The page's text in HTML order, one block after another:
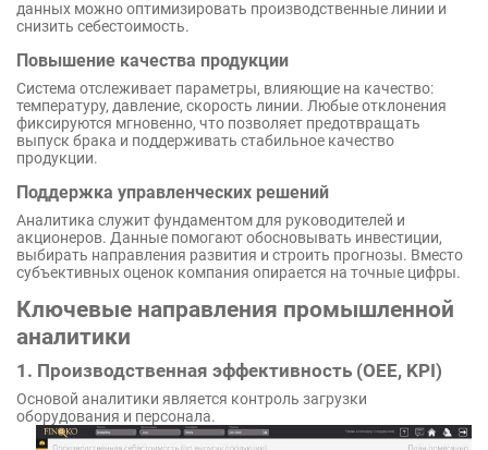
данных можно оптимизировать производственные линии и
снизить себестоимость.
Повышение качества продукции
Система отслеживает параметры, влияющие на качество:
температуру, давление, скорость линии. Любые отклонения
фиксируются мгновенно, что позволяет предотвращать
выпуск брака и поддерживать стабильное качество
продукции.
Поддержка управленческих решений
Аналитика служит фундаментом для руководителей и
акционеров. Данные помогают обосновывать инвестиции,
выбирать направления развития и строить прогнозы. Вместо
субъективных оценок компания опирается на точные цифры.
Ключевые направления промышленной
аналитики
1. Производственная эффективность (OEE, KPI)
Основой аналитики является контроль загрузки
оборудования и персонала.